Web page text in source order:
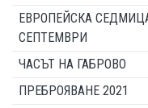
ЕВРОПЕЙСКА
СЕПТЕМВРИ
ЧАСЪТ НА ГАБРОВО
ПРЕБРОЯВАНЕ 2021